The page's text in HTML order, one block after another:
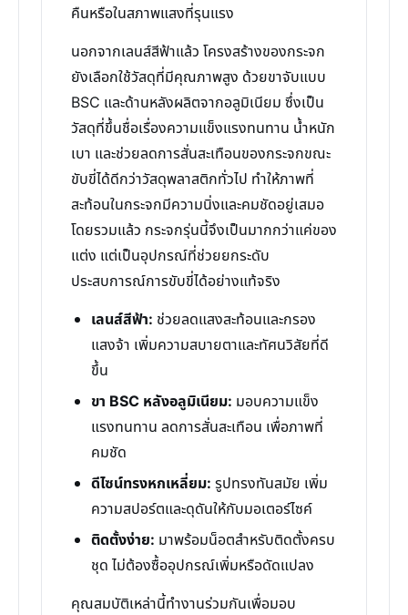
คืนหรือในสภาพแสงที่รุนแรง
นอกจากเลนส์สีฟ้าแล้ว โครงสร้างของกระจก
ยังเลือกใช้วัสดุที่มีคุณภาพสูง ด้วยขาจับแบบ
BSC และด้านหลังผลิตจากอลูมิเนียม ซึ่งเป็น
วัสดุที่ขึ้นชื่อเรื่องความแข็งแรงทนทาน น้ำหนัก
เบา และช่วยลดการสั่นสะเทือนของกระจกขณะ
ขับขี่ได้ดีกว่าวัสดุพลาสติกทั่วไป ทำให้ภาพที่
สะท้อนในกระจกมีความนิ่งและคมชัดอยู่เสมอ
โดยรวมแล้ว กระจกรุ่นนี้จึงเป็นมากกว่าแค่ของ
แต่ง แต่เป็นอุปกรณ์ที่ช่วยยกระดับ
ประสบการณ์การขับขี่ได้อย่างแท้จริง
เลนส์สีฟ้า: ช่วยลดแสงสะท้อนและกรอง
แสงจ้า เพิ่มความสบายตาและทัศนวิสัยที่ดี
ขึ้น
ขา BSC หลังอลูมิเนียม: มอบความแข็ง
แรงทนทาน ลดการสั่นสะเทือน เพื่อภาพที่
คมชัด
ดีไซน์ทรงหกเหลี่ยม: รูปทรงทันสมัย เพิ่ม
ความสปอร์ตและดุดันให้กับมอเตอร์ไซค์
ติดตั้งง่าย: มาพร้อมน็อตสำหรับติดตั้งครบ
ชุด ไม่ต้องซื้ออุปกรณ์เพิ่มหรือดัดแปลง
คุณสมบัติเหล่านี้ทำงานร่วมกันเพื่อมอบ